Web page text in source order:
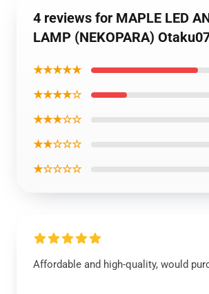
4 reviews for MAPLE LED
LAMP (NEKOPARA)
★★★★★
★★★★☆
★★★☆☆
★★☆☆☆
★☆☆☆☆
Affordable and high-quality, would